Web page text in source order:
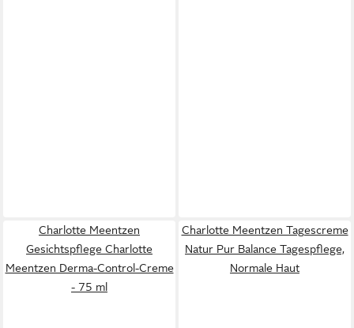
Charlotte Meentzen
Gesichtspflege Charlotte
Meentzen Derma-Control-Creme
- 75 ml
Charlotte Meentzen Tagescreme
Natur Pur Balance Tagespflege,
Normale Haut